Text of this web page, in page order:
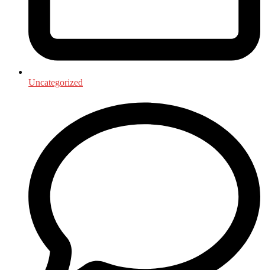
Uncategorized